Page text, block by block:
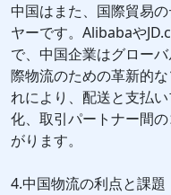
中国はまた、国際貿易
ヤーです。Alibabaや
で、中国企業はグロー
際物流のための革新的
れにより、配送と支払
化、取引パートナー間
がります。
4.中国物流の利点と課題